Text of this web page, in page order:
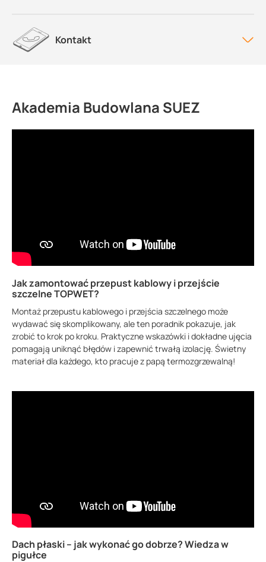
Kontakt
Akademia Budowlana SUEZ
Jak zamontować przepust kablowy i przejście
szczelne TOPWET?
Montaż przepustu kablowego i przejścia szczelnego może
wydawać się skomplikowany, ale ten poradnik pokazuje, jak
zrobić to krok po kroku. Praktyczne wskazówki i dokładne ujęcia
pomagają uniknąć błędów i zapewnić trwałą izolację. Świetny
materiał dla każdego, kto pracuje z papą termozgrzewalną!
Dach płaski – jak wykonać go dobrze? Wiedza w
pigułce